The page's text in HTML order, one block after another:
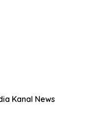
Kanal News